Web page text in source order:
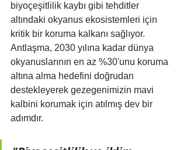
biyoçeşitlilik kaybı gibi tehditler
altındaki okyanus ekosistemleri için
kritik bir koruma kalkanı sağlıyor.
Antlaşma, 2030 yılına kadar dünya
okyanuslarının en az %30'unu koruma
altına alma hedefini doğrudan
destekleyerek gezegenimizin mavi
kalbini korumak için atılmış dev bir
adımdır.